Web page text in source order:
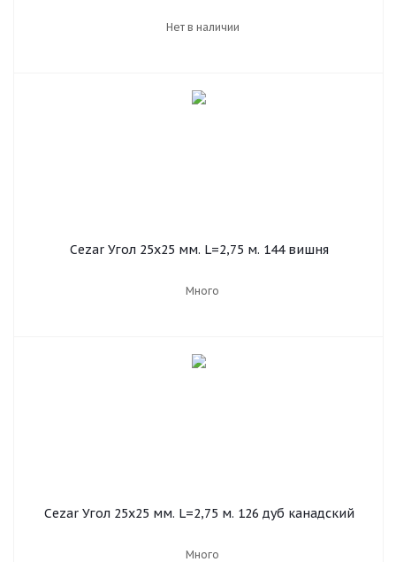
Нет в наличии
Cezar Угол 25х25 мм. L=2,75 м. 144 вишня
Много
Cezar Угол 25х25 мм. L=2,75 м. 126 дуб канадский
Много